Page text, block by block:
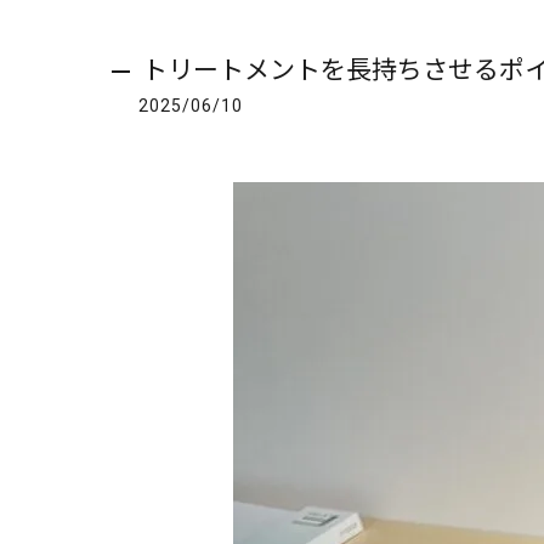
トリートメントを長持ちさせるポ
2025/06/10